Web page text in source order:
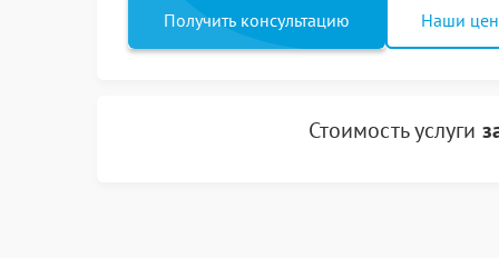
Получить консультацию Наши
Стоимость услуги